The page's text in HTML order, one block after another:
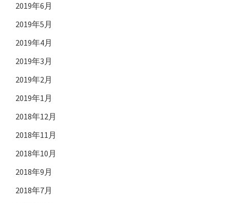
2019年6月
2019年5月
2019年4月
2019年3月
2019年2月
2019年1月
2018年12月
2018年11月
2018年10月
2018年9月
2018年7月